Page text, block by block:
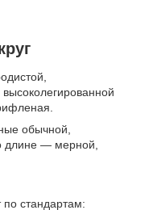
обычной,
длине — мерной,
по стандартам: